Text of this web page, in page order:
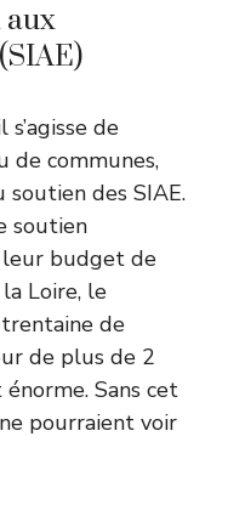
aux
de
de communes,
des SIAE.
soutien
leur budget de
Loire, le
de
de plus de 2
énorme. Sans cet
pourraient voir